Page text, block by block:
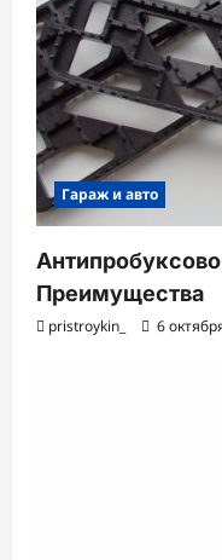
Гараж и авто
Преимущества
pristroykin_ 6